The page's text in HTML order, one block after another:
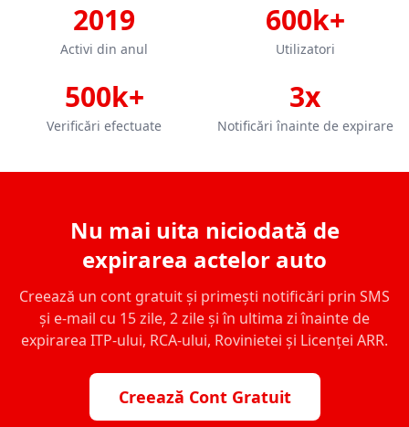
2019
Activi din anul
600k+
Utilizatori
500k+
Verificări efectuate
3x
Notificări înainte de expirare
Nu mai uita niciodată de
expirarea actelor auto
Creează un cont gratuit și primești notificări prin SMS
și e-mail cu 15 zile, 2 zile și în ultima zi înainte de
expirarea ITP-ului, RCA-ului, Rovinietei și Licenței ARR.
Creează Cont Gratuit